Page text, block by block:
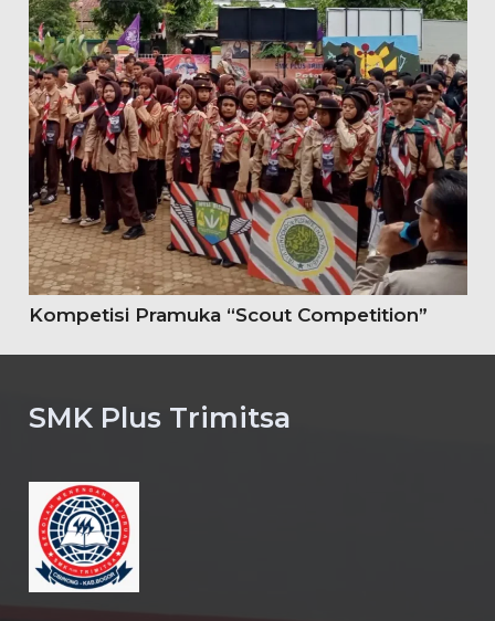
Kompetisi Pramuka “Scout Competition”
SMK Plus Trimitsa